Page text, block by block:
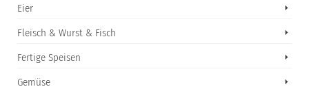
Eier
Fleisch & Wurst & Fisch
Fertige Speisen
Gemüse